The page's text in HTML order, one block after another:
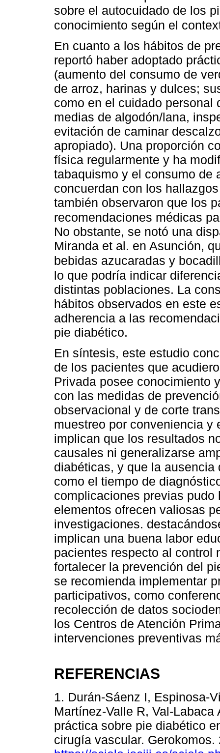
sobre el autocuidado de los
conocimiento según el
En cuanto a los hábitos de
reportó haber adoptado
(aumento del consumo de
de arroz, harinas y dulces;
como en el cuidado personal
medias de algodón/lana,
evitación de caminar
apropiado). Una proporción
física regularmente y ha
tabaquismo y el consumo de
concuerdan con los
también observaron que los
recomendaciones médicas
No obstante, se notó una
Miranda et al. en Asunción,
bebidas azucaradas y
lo que podría indicar
distintas poblaciones. La
hábitos observados en este
adherencia a las
pie diabético.
En síntesis, este estudio
de los pacientes que
Privada posee conocimiento
con las medidas de
observacional y de corte
muestreo por conveniencia y
implican que los resultados
causales ni generalizarse
diabéticas, y que la
como el tiempo de
complicaciones previas
elementos ofrecen valiosas
investigaciones.
implican una buena labor
pacientes respecto al control
fortalecer la prevención del
se recomienda implementar
participativos, como
recolección de datos
los Centros de Atención
intervenciones preventivas
REFERENCIAS
1. Durán-Sáenz I, Espinosa-
Martínez-Valle R, Val-
práctica sobre pie diabético
cirugía vascular. Gerokomos.